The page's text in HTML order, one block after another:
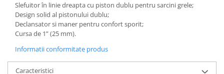
Slefuitor în linie dreapta cu piston dublu pentru sarcini grele;
Design solid al pistonului dublu;
Declansator si maner pentru confort sporit;
Cursa de 1” (25 mm).
Informatii conformitate produs
Caracteristici